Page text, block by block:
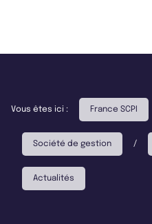
Vous êtes ici : France SCPI
Société de gestion /
Actualités